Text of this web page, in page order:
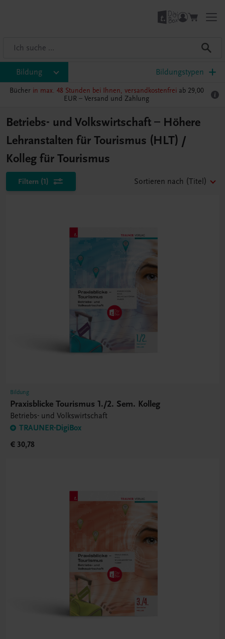
Bildung Bildungstypen
Bücher in max. 48 Stunden bei Ihnen, versandkostenfrei ab 29,00
EUR – Versand und Zahlung
Betriebs- und Volkswirtschaft – Höhere
Lehranstalten für Tourismus (HLT) /
Kolleg für Tourismus
Filtern (1) Sortieren nach (Titel)
Bildung
Praxisblicke Tourismus 1./2. Sem. Kolleg
Betriebs- und Volkswirtschaft
TRAUNER-DigiBox
€ 30,78